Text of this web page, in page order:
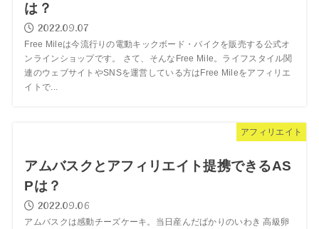
は？
2022.09.07
Free Mileは今流行りの電動キックボード・バイクを販売する公式オ
ンラインショップです。 さて、そんなFree Mile。ライフスタイル関
連のウェブサイトやSNSを運営している方はFree Mileをアフィリエ
イトで...
アフィリエイト
アムバスクとアフィリエイト提携できるAS
Pは？
2022.09.06
アムバスクは感動チーズケーキ。当日産んだばかりのいわき 高級卵